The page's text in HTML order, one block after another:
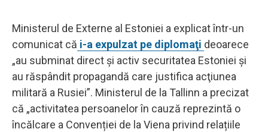
Ministerul de Externe al Estoniei a explicat într-un
comunicat că i-a expulzat pe diplomaţi deoarece
„au subminat direct şi activ securitatea Estoniei şi
au răspândit propagandă care justifica acţiunea
militară a Rusiei”. Ministerul de la Tallinn a precizat
că „activitatea persoanelor în cauză reprezintă o
încălcare a Convenției de la Viena privind relațiile